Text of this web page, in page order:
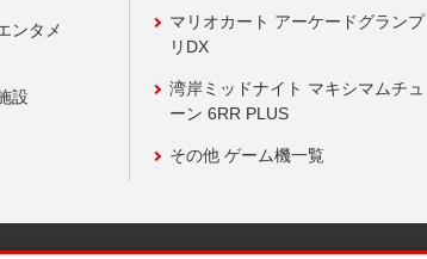
ンタメ
設
マリオカート アーケードグランプ
リDX
湾岸ミッドナイト マキシマムチュ
ーン 6RR PLUS
その他 ゲーム機一覧